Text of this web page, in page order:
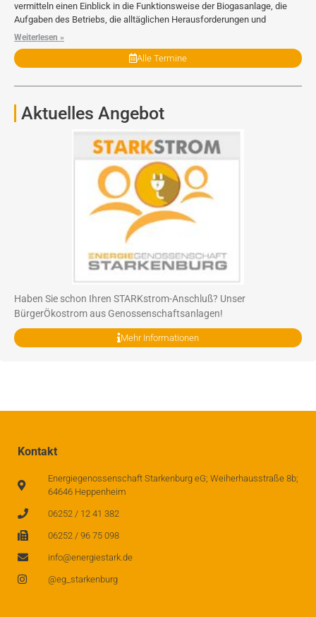
vermitteln einen Einblick in die Funktionsweise der Biogasanlage, die
Aufgaben des Betriebs, die alltäglichen Herausforderungen und
Weiterlesen »
Alle Termine
Aktuelles Angebot
Haben Sie schon Ihren STARKstrom-Anschluß? Unser
BürgerÖkostrom aus Genossenschaftsanlagen!
Mehr Informationen
Kontakt
Energiegenossenschaft Starkenburg eG; Weiherhausstraße 8b;
64646 Heppenheim
06252 / 12 41 382
06252 / 96 75 098
info@energiestark.de
@eg_starkenburg